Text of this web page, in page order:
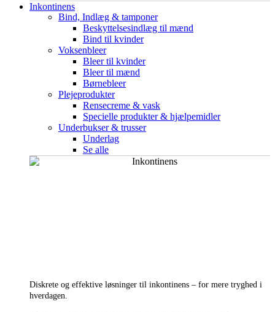
Inkontinens
Bind, Indlæg & tamponer
Beskyttelsesindlæg til mænd
Bind til kvinder
Voksenbleer
Bleer til kvinder
Bleer til mænd
Børnebleer
Plejeprodukter
Rensecreme & vask
Specielle produkter & hjælpemidler
Underbukser & trusser
Underlag
Se alle
Diskrete og effektive løsninger til inkontinens – for mere tryghed i
hverdagen.